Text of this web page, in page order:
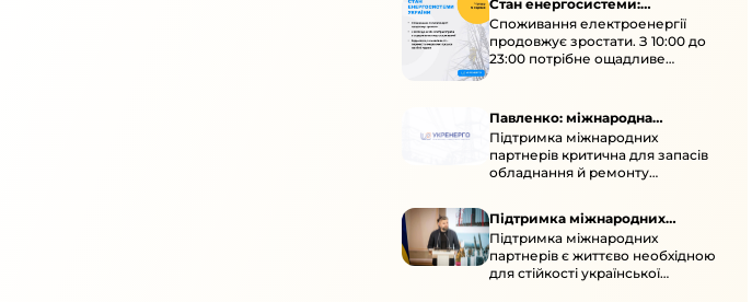
Стан енергосистеми:
споживання зростає
Споживання електроенергії
продовжує зростати. З 10:00 до
23:00 потрібне ощадливе
енергоспоживання, а
перенести на нічні години.
Павленко: міжнародна
підтримка для стійкості
енергосистеми
Підтримка міжнародних
партнерів критична для запасів
обладнання й ремонту
Підтримка міжнародних
партнерів для стійкості
енергосистеми
Підтримка міжнародних
партнерів є життєво необхідною
для стійкості української